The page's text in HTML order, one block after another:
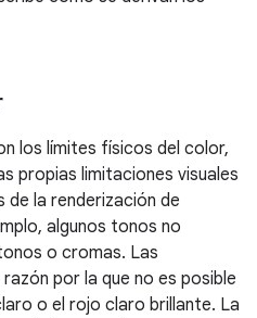
los límites físicos del color,
propias limitaciones visuales
de la renderización de
algunos tonos no
o cromas. Las
por la que no es posible
o el rojo claro brillante. La